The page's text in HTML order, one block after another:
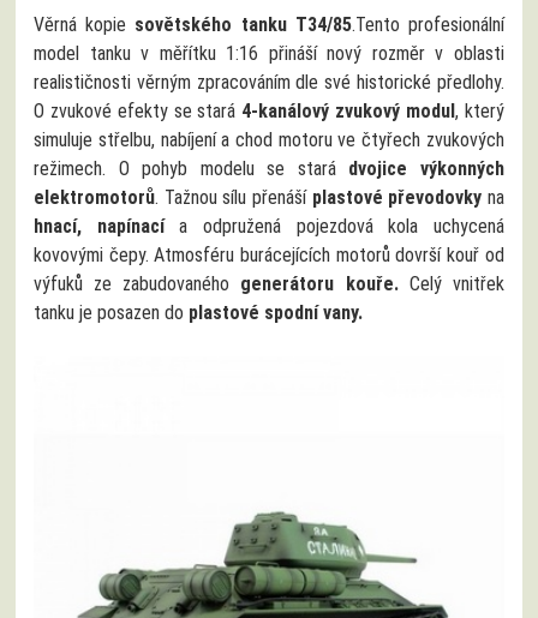
Věrná kopie sovětského tanku T34/85.Tento profesionální
model tanku v měřítku 1:16 přináší nový rozměr v oblasti
realističnosti věrným zpracováním dle své historické předlohy.
O zvukové efekty se stará 4-kanálový zvukový modul, který
simuluje střelbu, nabíjení a chod motoru ve čtyřech zvukových
režimech. O pohyb modelu se stará dvojice výkonných
elektromotorů. Tažnou sílu přenáší plastové převodovky na
hnací, napínacía odpružená pojezdová kola uchycená
kovovými čepy. Atmosféru burácejících motorů dovrší kouř od
výfuků ze zabudovaného generátoru kouře.Celý vnitřek
tanku je posazen do plastové spodní vany.